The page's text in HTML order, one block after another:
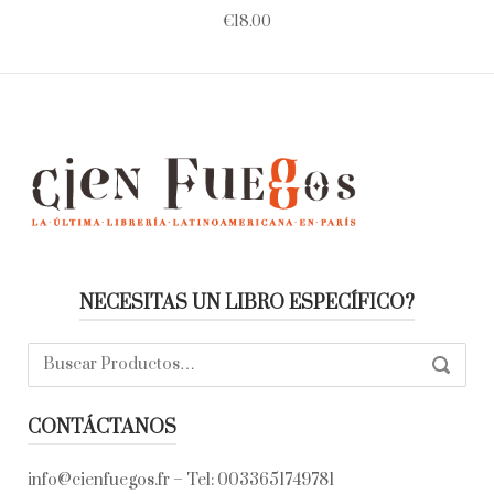
€18.00
NECESITAS UN LIBRO ESPECÍFICO?
Buscar:
CONTÁCTANOS
info@cienfuegos.fr – Tel: 0033651749781